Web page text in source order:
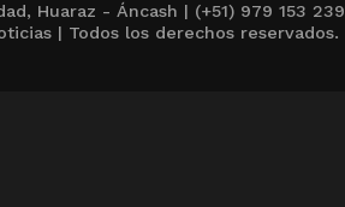
Huaraz - Áncash | (+51) 979 153 239
| Todos los derechos reservados.